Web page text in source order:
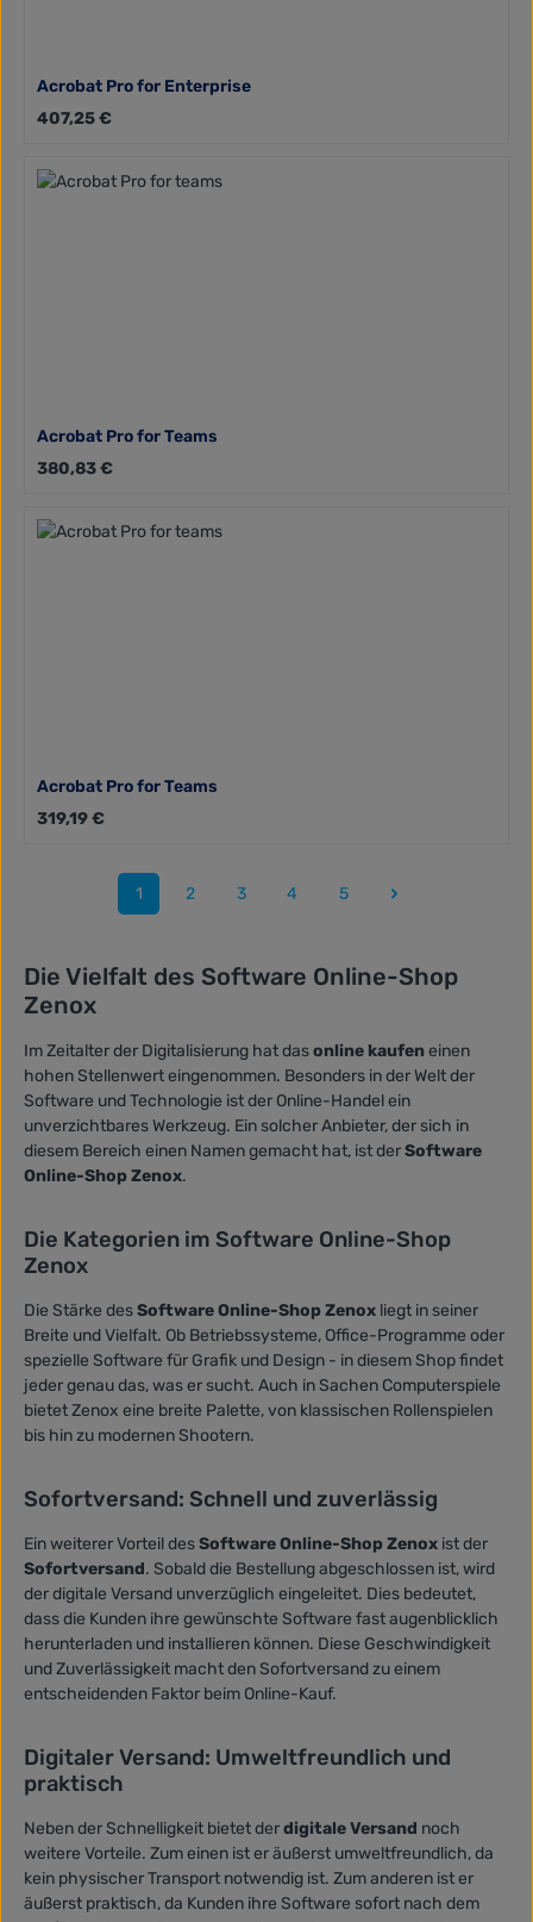
Acrobat Pro for Enterprise
Regulärer Preis:
407,25 €
Acrobat Pro for Teams
Regulärer Preis:
380,83 €
Acrobat Pro for Teams
Regulärer Preis:
319,19 €
Seite
1
Seite
2
Seite
3
Seite
4
Seite
5
Die Vielfalt des Software Online-Shop
Zenox
Im Zeitalter der Digitalisierung hat dasonline kaufeneinen
hohen Stellenwert eingenommen. Besonders in der Welt der
Software und Technologie ist der Online-Handel ein
unverzichtbares Werkzeug. Ein solcher Anbieter, der sich in
diesem Bereich einen Namen gemacht hat, ist derSoftware
Online-Shop Zenox.
Die Kategorien im Software Online-Shop
Zenox
Die Stärke desSoftware Online-Shop Zenox liegt in seiner
Breite und Vielfalt. Ob Betriebssysteme, Office-Programme oder
spezielle Software für Grafik und Design - in diesem Shop findet
jeder genau das, was er sucht. Auch in Sachen Computerspiele
bietet Zenox eine breite Palette, von klassischen Rollenspielen
bis hin zu modernen Shootern.
Sofortversand: Schnell und zuverlässig
Ein weiterer Vorteil desSoftware Online-Shop Zenox ist der
Sofortversand. Sobald die Bestellung abgeschlossen ist, wird
der digitale Versand unverzüglich eingeleitet. Dies bedeutet,
dass die Kunden ihre gewünschte Software fast augenblicklich
herunterladen und installieren können. Diese Geschwindigkeit
und Zuverlässigkeit macht den Sofortversand zu einem
entscheidenden Faktor beim Online-Kauf.
Digitaler Versand: Umweltfreundlich und
praktisch
Neben der Schnelligkeit bietet derdigitale Versand noch
weitere Vorteile. Zum einen ist er äußerst umweltfreundlich, da
kein physischer Transport notwendig ist. Zum anderen ist er
äußerst praktisch, da Kunden ihre Software sofort nach dem